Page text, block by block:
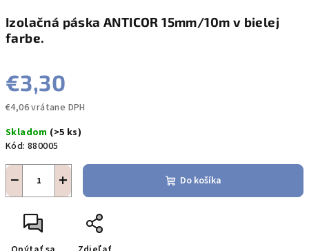
Izolačná páska ANTICOR 15mm/10m v bielej
farbe.
€3,30
€4,06 vrátane DPH
cena:
Skladom (>5 ks)
Kód: 880005
+
− Do košíka